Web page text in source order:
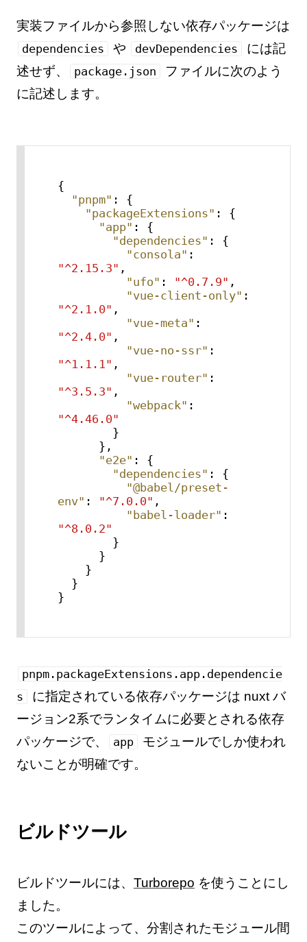
実装ファイルから参照しない依存パッケージは
dependencies や devDependencies
には記
述せず、
package.json
ファイルに次のよう
に記述します。
{
"pnpm" :
{
"packageExtensions" :
{
"app" :
{
"dependencies" :
{
"consola" :
"^2.15.3" ,
"ufo" : "^0.7.9" ,
"vue-client-only" :
"^2.1.0" ,
"vue-meta" :
"^2.4.0" ,
"vue-no-ssr" :
"^1.1.1" ,
"vue-router" :
"^3.5.3" ,
"webpack" :
"^4.46.0"
}
} ,
"e2e" :
{
"dependencies" :
{
"@babel/preset-
env" : "^7.0.0" ,
"babel-loader" :
"^8.0.2"
}
}
}
}
}
pnpm.packageExtensions.app.dependencie
s
に指定されている依存パッケージは nuxt バ
ージョン2系でランタイムに必要とされる依存
パッケージで、
app
モジュールでしか使われ
ないことが明確です。
ビルドツール
ビルドツールには、 Turborepo を使うことにし
ました。
このツールによって、分割されたモジュール間